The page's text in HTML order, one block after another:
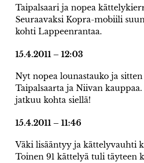
Taipalsaari ja nopea
Seuraavaksi Kopra-mobiili
kohti Lappeenrantaa.
15.4.2011 – 12:03
Nyt nopea lounastauko ja
Taipalsaarta ja Niivan
jatkuu kohta siellä!
15.4.2011 – 11:46
Väki lisääntyy ja kättelyvauhti
Toinen 91 kättelyä tuli täyteen